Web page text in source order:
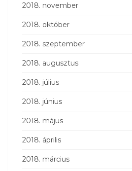
2018. november
2018. október
2018. szeptember
2018. augusztus
2018. július
2018. június
2018. május
2018. április
2018. március